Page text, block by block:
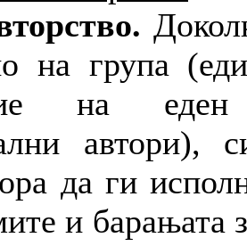
на група
на
автори),
да ги
и барањата